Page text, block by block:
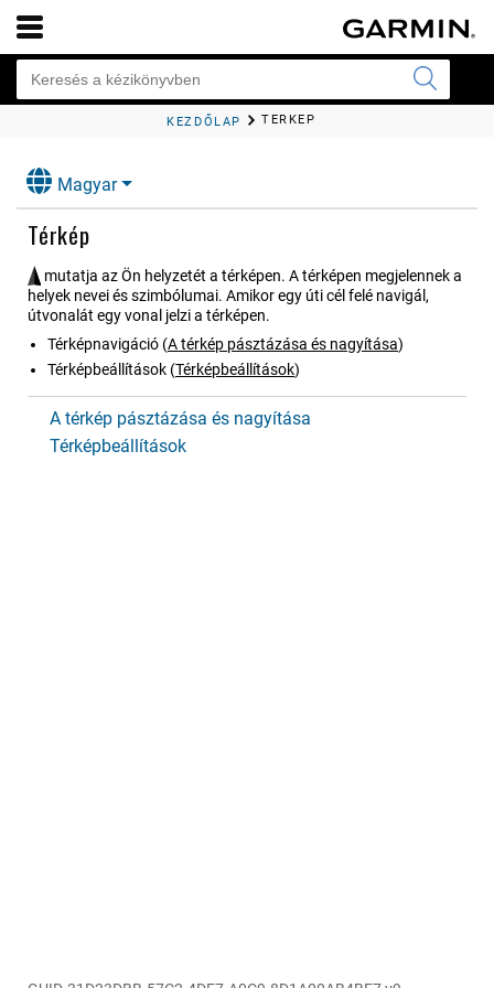
KEZDŐLAP TÉRKÉP
Magyar
Térkép
mutatja az Ön helyzetét a térképen. A térképen megjelennek a
helyek nevei és szimbólumai. Amikor egy úti cél felé navigál,
útvonalát egy vonal jelzi a térképen.
Térképnavigáció (A térkép pásztázása és nagyítása)
Térképbeállítások (Térképbeállítások)
A térkép pásztázása és nagyítása
Térképbeállítások